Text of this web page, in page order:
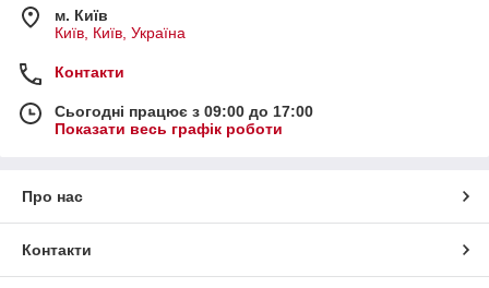
м. Київ
Київ, Київ, Україна
Контакти
Сьогодні працює з 09:00 до 17:00
Показати весь графік роботи
Про нас
Контакти